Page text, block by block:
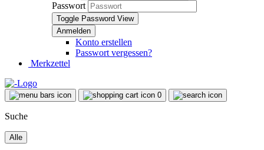
Passwort
Toggle Password View
Konto erstellen
Passwort vergessen?
Merkzettel
0
Suche
Alle